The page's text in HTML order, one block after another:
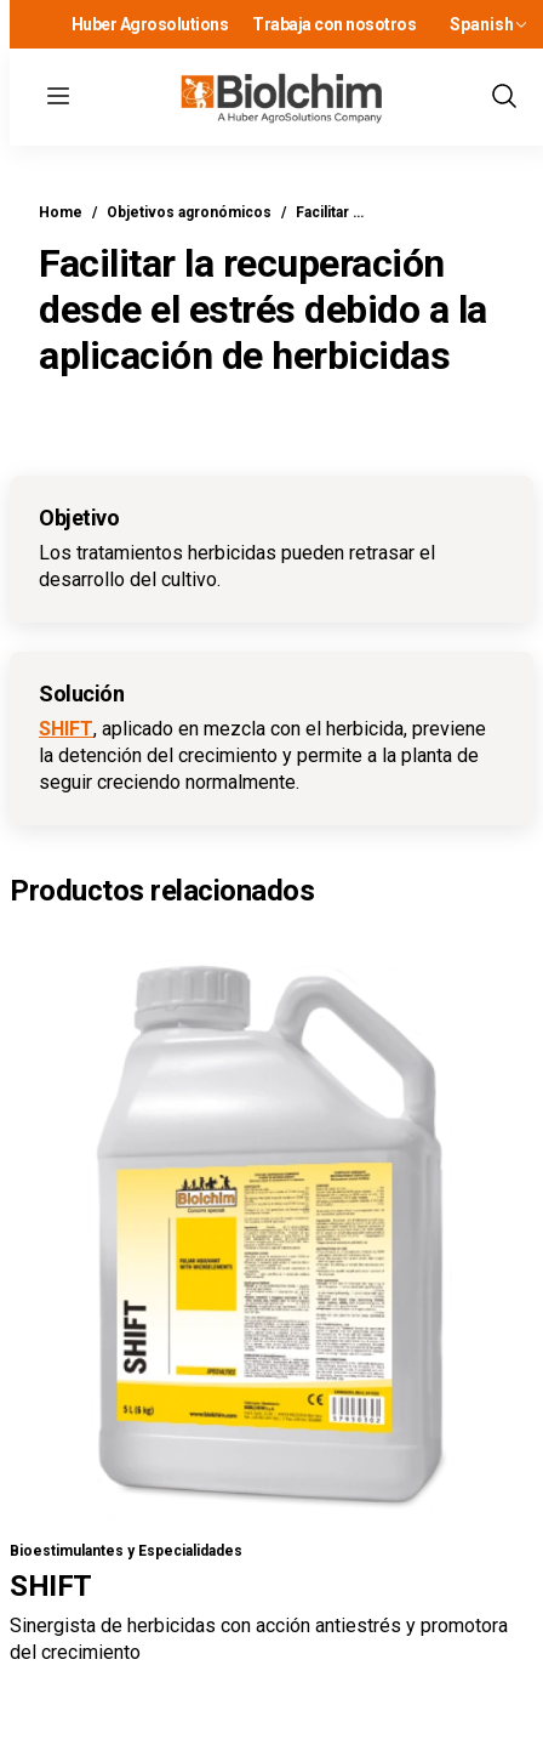
Huber Agrosolutions Trabaja con nosotros Spanish
Menu
Show
Home / Objetivos agronómicos / Facilitar …
Facilitar la recuperación
desde el estrés debido a la
aplicación de herbicidas
Objetivo
Los tratamientos herbicidas pueden retrasar el
desarrollo del cultivo.
Solución
SHIFT, aplicado en mezcla con el herbicida, previene
la detención del crecimiento y permite a la planta de
seguir creciendo normalmente.
Productos relacionados
Bioestimulantes y Especialidades
SHIFT
Sinergista de herbicidas con acción antiestrés y promotora
del crecimiento